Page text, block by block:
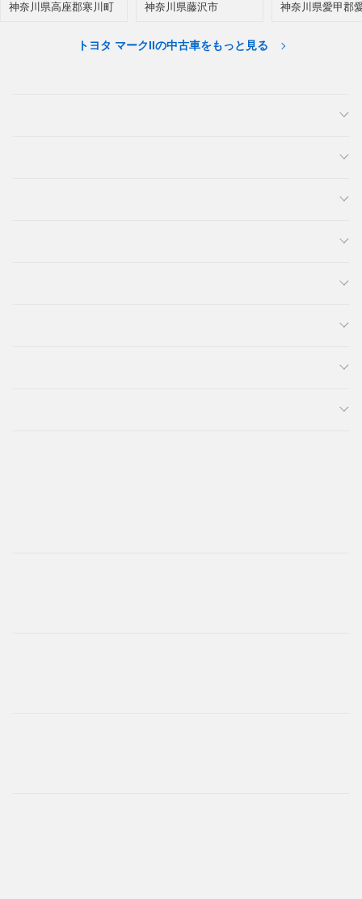
神奈川県高座郡寒川町 神奈川県藤沢市 神奈川県愛甲郡
トヨタ マークIIの中古車をもっと見る